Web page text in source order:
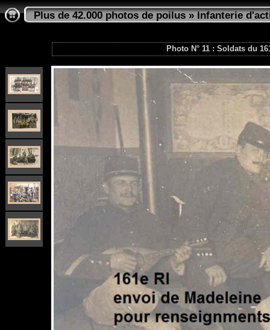
Plus de 42.000 photos de poilus»Infanterie
Photo N° 11 : Soldats du